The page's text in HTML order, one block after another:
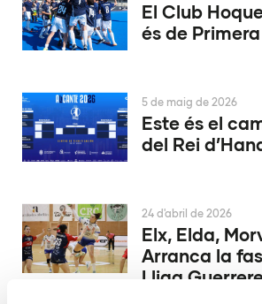
El Club
és de Primera
Este és el
del Rei
5 de maig de 2026
Elx, Elda,
Arranca la
Lliga
24 d'abril de 2026